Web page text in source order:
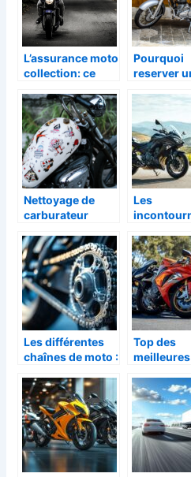
L’assurance moto
collection: ce
Pourquoi
reserver
Nettoyage de
carburateur
astuces
Les
d’acheter
nouvelle
Les différentes
chaînes de moto :
pour faire le bon
choix
Top des
meilleures
pour les
voyages a